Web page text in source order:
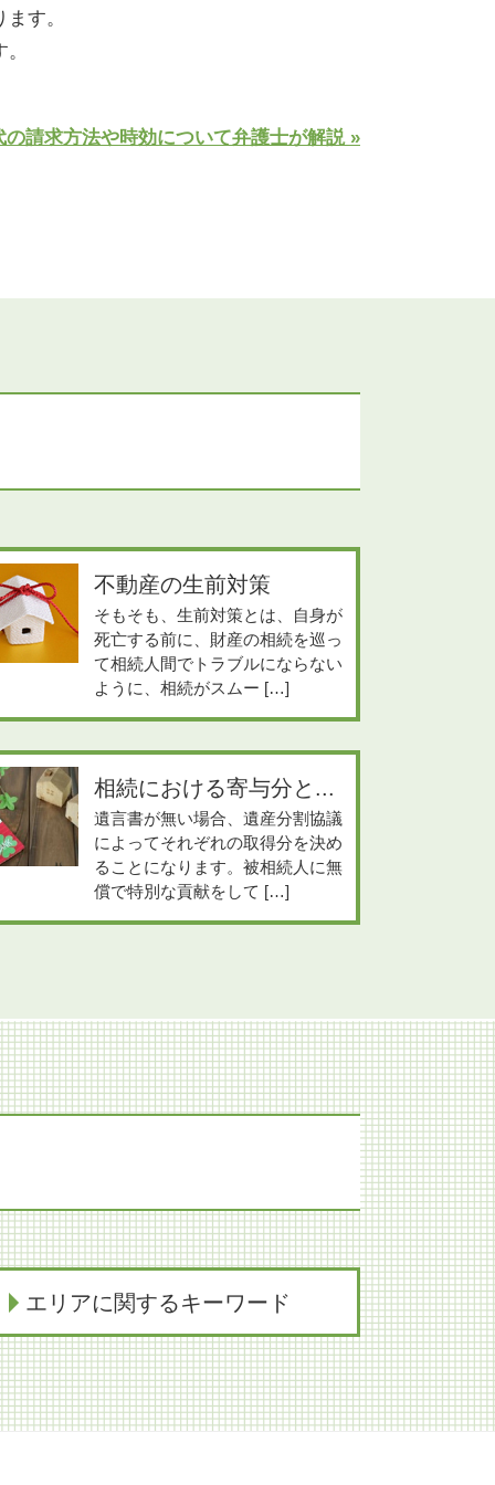
す。
の請求方法や時効について弁護士が解説 »
不動産の生前対策
そもそも、生前対策とは、自身が
死亡する前に、財産の相続を巡っ
て相続人間でトラブルにならない
ように、相続がスムー […]
相続における寄与分と...
遺言書が無い場合、遺産分割協議
によってそれぞれの取得分を決め
ることになります。被相続人に無
償で特別な貢献をして […]
エリアに関するキーワード
知財紛争 神戸市 弁護士
遺産分割協議 神戸市 弁護士